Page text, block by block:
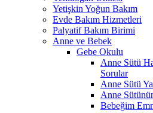
Yetişkin Yoğun Bakım
Evde Bakım Hizmetleri
Palyatif Bakım Birimi
Anne ve Bebek
Gebe Okulu
Anne Sütü
Sorular
Anne Sütü
Anne
Bebeğim